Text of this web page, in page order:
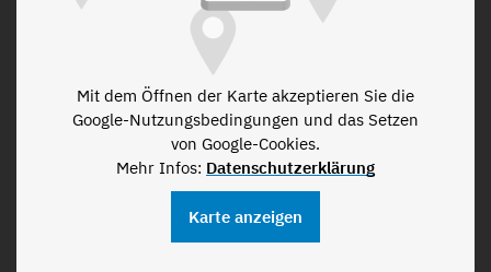
Mit dem Öffnen der Karte akzeptieren Sie die
Google-Nutzungsbedingungen und das Setzen
von Google-Cookies.
Mehr Infos: Datenschutzerklärung
Karte anzeigen